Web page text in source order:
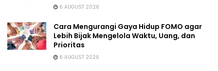
6 AUGUST 2026
Cara Mengurangi Gaya Hidup FOMO agar
Lebih Bijak Mengelola Waktu, Uang, dan
Prioritas
6 AUGUST 2026